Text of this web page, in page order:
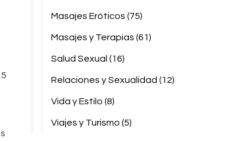
Masajes Eróticos (75)
Masajes y Terapias (61)
Salud Sexual (16)
Relaciones y Sexualidad (12)
Vida y Estilo (8)
Viajes y Turismo (5)